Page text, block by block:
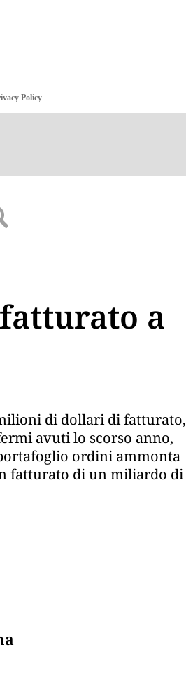
Policy
a
di dollari di fatturato,
avuti lo scorso anno,
ordini ammonta
fatturato di un miliardo di